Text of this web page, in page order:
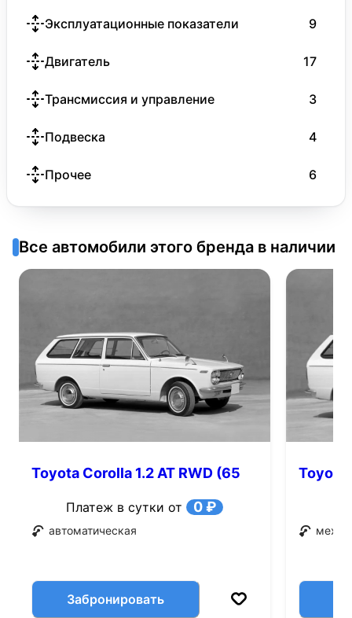
Эксплуатационные показатели 9
Двигатель 17
Трансмиссия и управление 3
Подвеска 4
Прочее 6
Все автомобили этого бренда в наличии
Toyota Corolla 1.2 AT RWD (65
Платеж в сутки от 0 ₽
автоматическая
Забронировать
Toyota